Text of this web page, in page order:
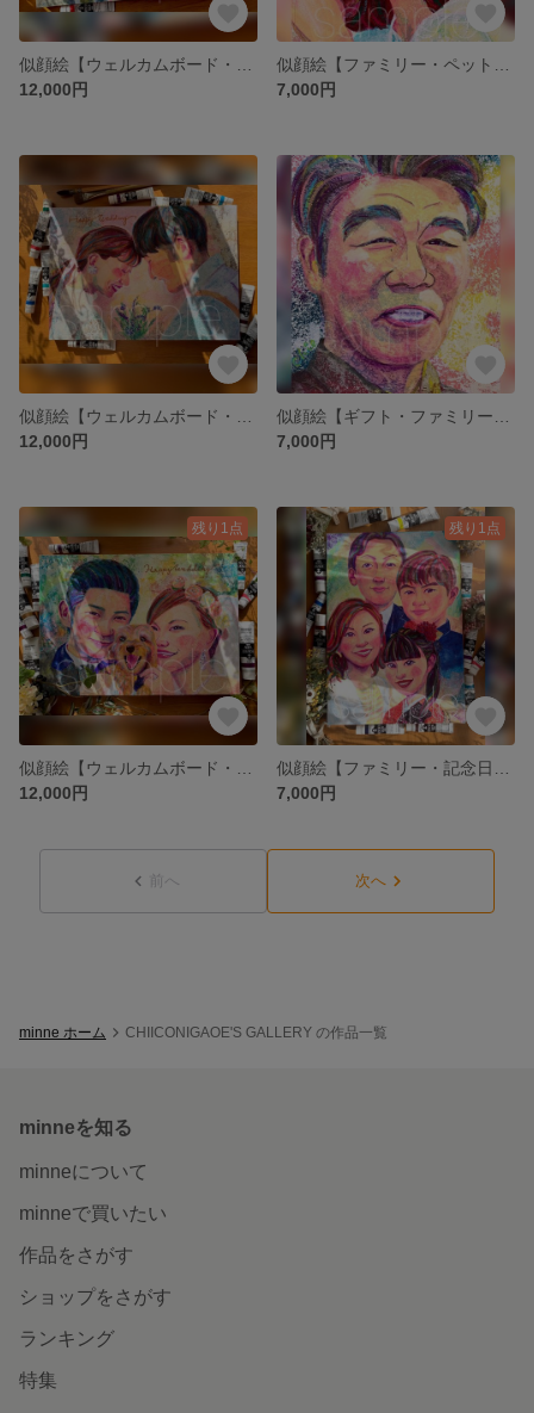
12,000円
7,000円
12,000円
7,000円
残り1点
12,000円
残り1点
7,000円
前へ 次へ
minne ホーム CHIICONIGAOE'S GALLERY の作品一覧
minneを知る
minneについて
minneで買いたい
作品をさがす
ショップをさがす
ランキング
特集